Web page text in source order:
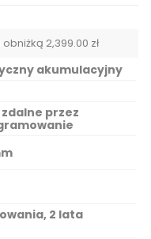
obniżką 2,399.00 zł
akumulacyjny
przez
, 2 lata